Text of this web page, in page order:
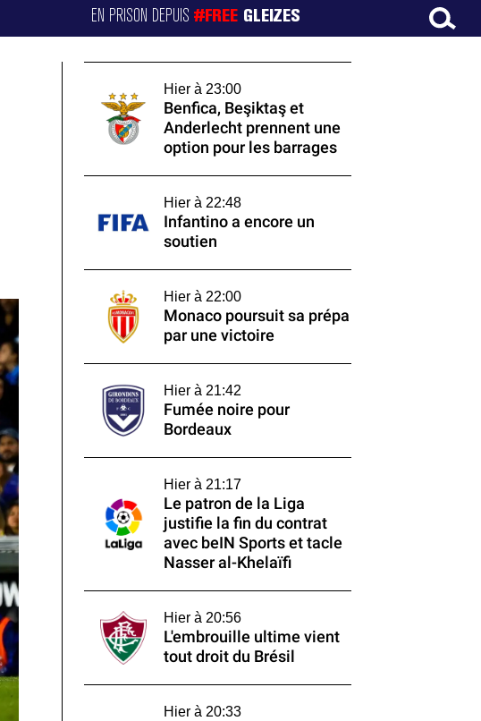
EN PRISON DEPUIS#FREE GLEIZES
Hier à 23:00
Benfica, Beşiktaş et
Anderlecht prennent une
option pour les barrages
Hier à 22:48
Infantino a encore un
soutien
Hier à 22:00
Monaco poursuit sa prépa
par une victoire
Hier à 21:42
Fumée noire pour
Bordeaux
Hier à 21:17
Le patron de la Liga
justifie la fin du contrat
avec beIN Sports et tacle
Nasser al-Khelaïfi
Hier à 20:56
L'embrouille ultime vient
tout droit du Brésil
Hier à 20:33